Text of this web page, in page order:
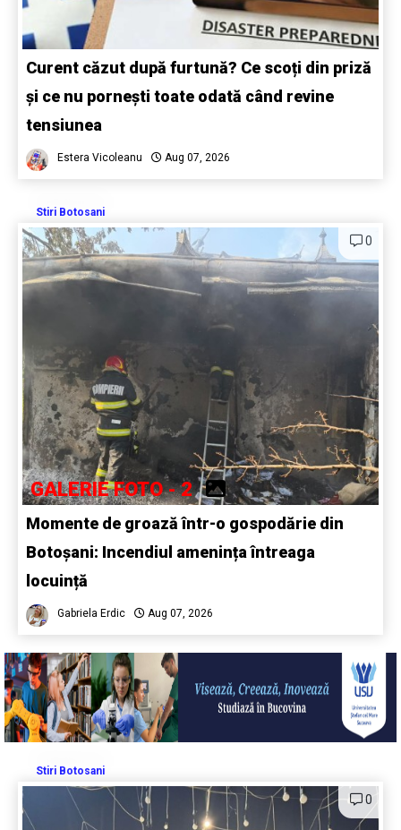
Curent căzut după furtună? Ce scoți din priză
și ce nu pornești toate odată când revine
tensiunea
Estera Vicoleanu Aug 07, 2026
Stiri Botosani
0
GALERIE FOTO - 2
Momente de groază într-o gospodărie din
Botoșani: Incendiul amenința întreaga
locuință
Gabriela Erdic Aug 07, 2026
Stiri Botosani
0